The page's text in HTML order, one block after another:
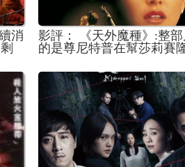
消
影評： 《天外魔種》:整
的是尊尼特普在幫莎莉賽